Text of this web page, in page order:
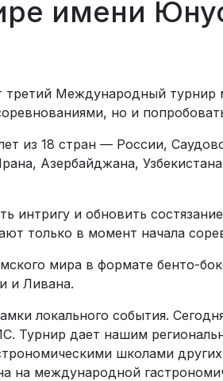
имени
третий Международный
но и
из 18 стран — России,
Азербайджана,
и обновить
только в момент начала
мира в формате бенто-
и Ливана.
локального события.
Турнир дает нашим
школами
на международной